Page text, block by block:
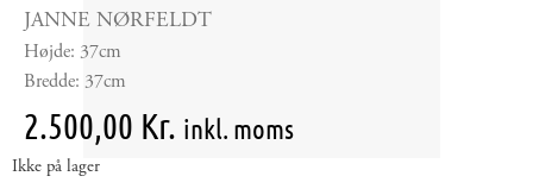
JANNE NØRFELDT
Højde: 37cm
Bredde: 37cm
2.500,00 Kr. inkl. moms
Ikke på lager